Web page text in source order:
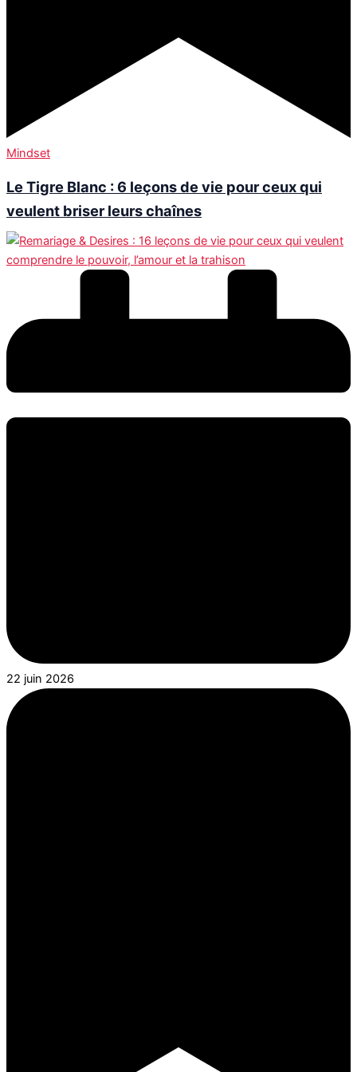
Mindset
Le Tigre Blanc : 6 leçons de vie pour ceux qui
veulent briser leurs chaînes
22 juin 2026